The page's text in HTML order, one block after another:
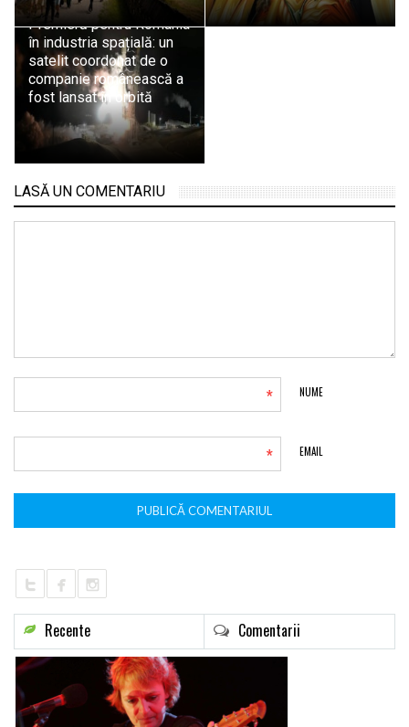
Premieră pentru România
în industria spațială: un
satelit coordonat de o
companie românească a
fost lansat în orbită
LASĂ UN COMENTARIU
NUME
*
EMAIL
*
Recente Comentarii